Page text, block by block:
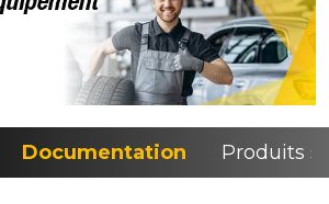
Documentation Produits